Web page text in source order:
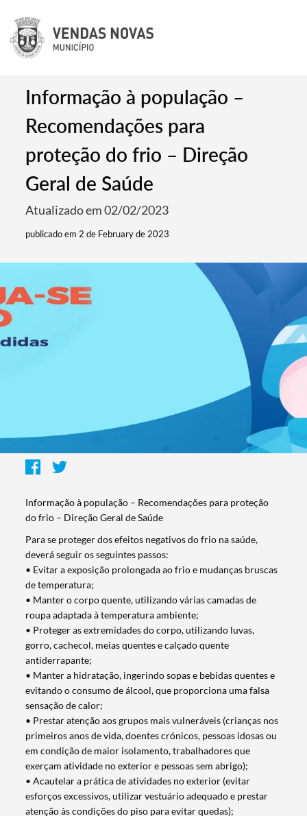
Informação à população –
Recomendações para
proteção do frio – Direção
Geral de Saúde
Atualizado em 02/02/2023
publicado em 2 de February de 2023
Informação à população – Recomendações para proteção
do frio – Direção Geral de Saúde
Para se proteger dos efeitos negativos do frio na saúde,
deverá seguir os seguintes passos:
• Evitar a exposição prolongada ao frio e mudanças bruscas
de temperatura;
• Manter o corpo quente, utilizando várias camadas de
roupa adaptada à temperatura ambiente;
• Proteger as extremidades do corpo, utilizando luvas,
gorro, cachecol, meias quentes e calçado quente
antiderrapante;
• Manter a hidratação, ingerindo sopas e bebidas quentes e
evitando o consumo de álcool, que proporciona uma falsa
sensação de calor;
• Prestar atenção aos grupos mais vulneráveis (crianças nos
primeiros anos de vida, doentes crónicos, pessoas idosas ou
em condição de maior isolamento, trabalhadores que
exerçam atividade no exterior e pessoas sem abrigo);
• Acautelar a prática de atividades no exterior (evitar
esforços excessivos, utilizar vestuário adequado e prestar
atenção às condições do piso para evitar quedas);